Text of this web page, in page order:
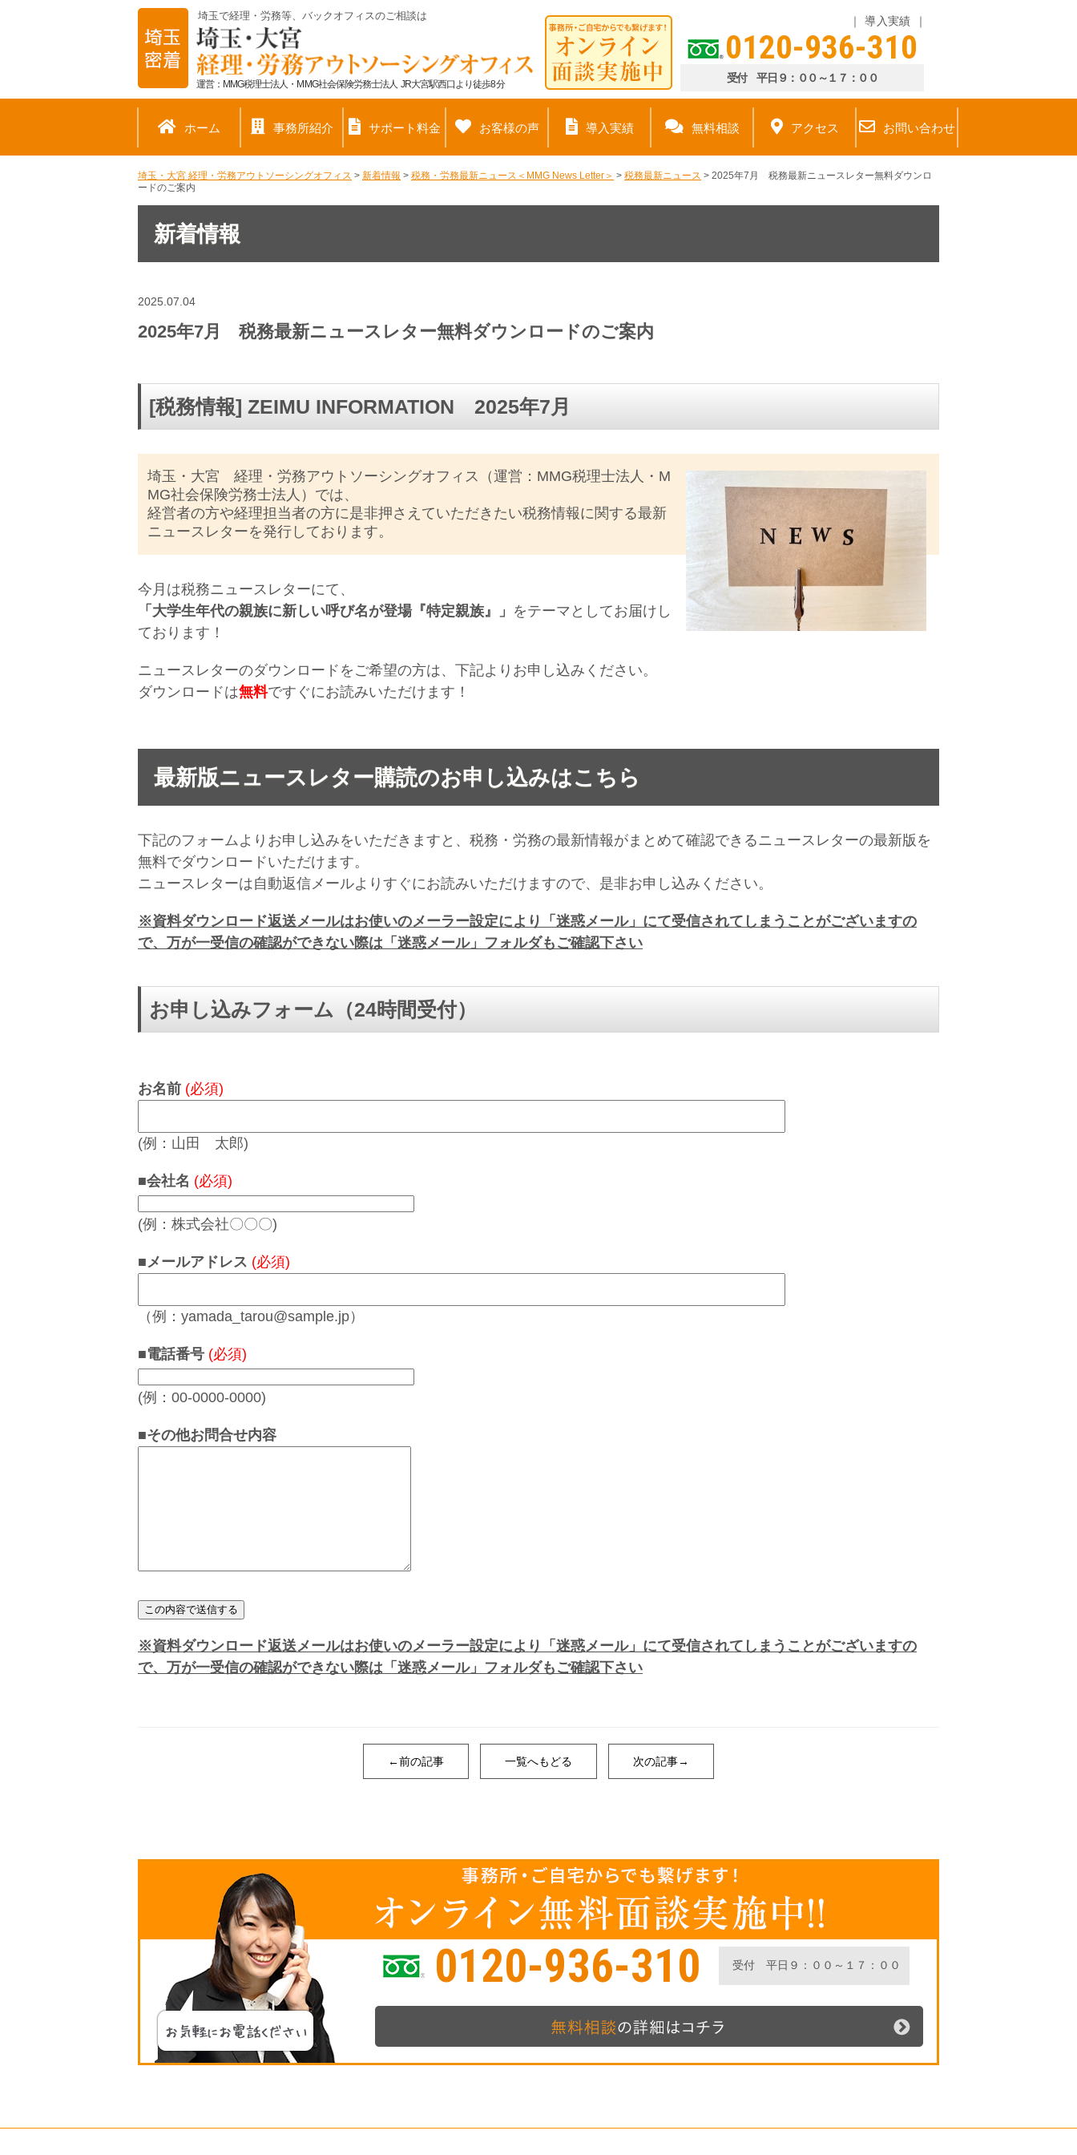
埼玉で経理・労務等、バックオフィスのご相談は
運営：MMG税理士法人・MMG社会保険労務士法人 JR大宮駅西口より徒歩8分
導入実績
0120-936-310
受付 平日９：００～１７：００
ホーム 事務所紹介 サポート料金 お客様の声 導入実績 無料相談 アクセス お問い合わせ
埼玉・大宮 経理・労務アウトソーシングオフィス > 新着情報 > 税務・労務最新ニュース＜MMG News Letter＞ > 税務最新ニュース > 2025年7月 税務最新ニュースレター無料ダウンロ
ードのご案内
新着情報
2025.07.04
2025年7月 税務最新ニュースレター無料ダウンロードのご案内
[税務情報] ZEIMU INFORMATION 2025年7月
埼玉・大宮 経理・労務アウトソーシングオフィス（運営：MMG税理士法人・M
MG社会保険労務士法人）では、
経営者の方や経理担当者の方に是非押さえていただきたい税務情報に関する最新
ニュースレターを発行しております。
今月は税務ニュースレターにて、
「大学生年代の親族に新しい呼び名が登場『特定親族』」 をテーマとしてお届けし
ております！
ニュースレターのダウンロードをご希望の方は、下記よりお申し込みください。
ダウンロードは無料ですぐにお読みいただけます！
最新版ニュースレター購読のお申し込みはこちら
下記のフォームよりお申し込みをいただきますと、税務・労務の最新情報がまとめて確認できるニュースレターの最新版を
無料でダウンロードいただけます。
ニュースレターは自動返信メールよりすぐにお読みいただけますので、是非お申し込みください。
※資料ダウンロード返送メールはお使いのメーラー設定により「迷惑メール」にて受信されてしまうことがございますの
で、万が一受信の確認ができない際は「迷惑メール」フォルダもご確認下さい
お申し込みフォーム（24時間受付）
お名前 (必須)
(例：山田 太郎)
■会社名 (必須)
(例：株式会社〇〇〇)
■メールアドレス (必須)
（例：yamada_tarou@sample.jp）
■電話番号 (必須)
(例：00-0000-0000)
■その他お問合せ内容
※資料ダウンロード返送メールはお使いのメーラー設定により「迷惑メール」にて受信されてしまうことがございますの
で、万が一受信の確認ができない際は「迷惑メール」フォルダもご確認下さい
←前の記事 一覧へもどる 次の記事→
0120-936-310 受付 平日９：００～１７：００